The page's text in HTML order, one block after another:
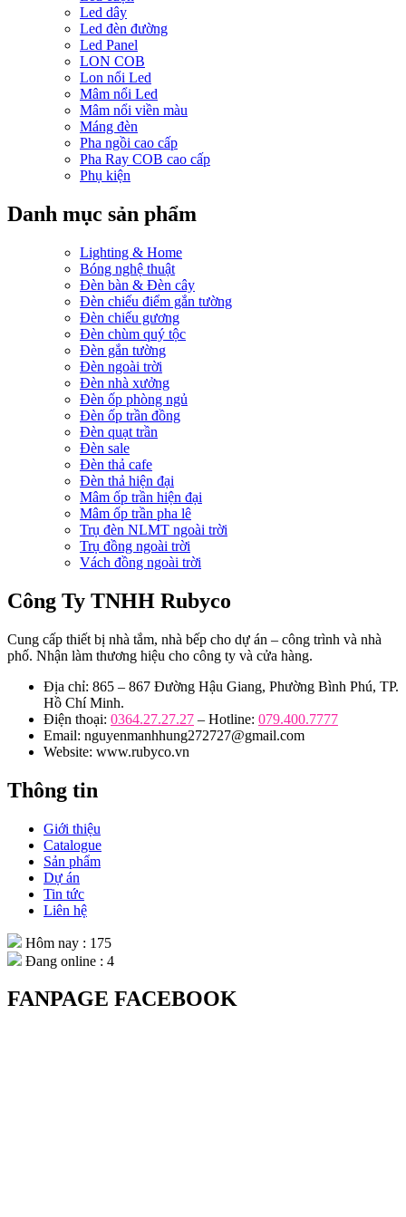
Led dây
Led đèn đường
Led Panel
LON COB
Lon nổi Led
Mâm nổi Led
Mâm nổi viền màu
Máng đèn
Pha ngồi cao cấp
Pha Ray COB cao cấp
Phụ kiện
Danh mục sản phẩm
Lighting & Home
Bóng nghệ thuật
Đèn bàn & Đèn cây
Đèn chiếu điểm gắn tường
Đèn chiếu gương
Đèn chùm quý tộc
Đèn gắn tường
Đèn ngoài trời
Đèn nhà xưởng
Đèn ốp phòng ngủ
Đèn ốp trần đồng
Đèn quạt trần
Đèn sale
Đèn thả cafe
Đèn thả hiện đại
Mâm ốp trần hiện đại
Mâm ốp trần pha lê
Trụ đèn NLMT ngoài trời
Trụ đồng ngoài trời
Vách đồng ngoài trời
Công Ty TNHH Rubyco
Cung cấp thiết bị nhà tắm, nhà bếp cho dự án – công trình và nhà
phố. Nhận làm thương hiệu cho công ty và cửa hàng.
Địa chỉ: 865 – 867 Đường Hậu Giang, Phường Bình Phú, TP.
Hồ Chí Minh.
Điện thoại: 0364.27.27.27 – Hotline: 079.400.7777
Email: nguyenmanhhung272727@gmail.com
Website: www.rubyco.vn
Thông tin
Giới thiệu
Catalogue
Sản phẩm
Dự án
Tin tức
Liên hệ
Hôm nay : 175
Đang online : 4
FANPAGE FACEBOOK